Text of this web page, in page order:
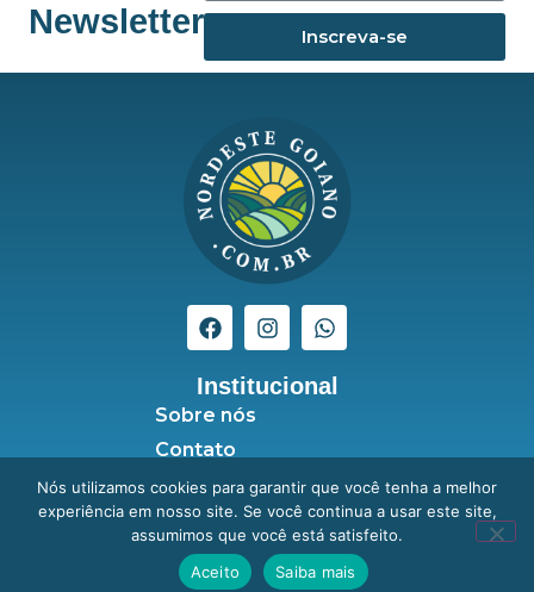
Newsletter Inscreva-se
Institucional
Sobre nós
Contato
Seja anunciante
Política de Privacidade
Nordeste Goiano © Copyright 2020 - 2025 | Todos os Direitos Reservados –
Nós utilizamos cookies para garantir que você tenha a melhor
experiência em nosso site. Se você continua a usar este site,
assumimos que você está satisfeito.
Aceito
Saiba mais